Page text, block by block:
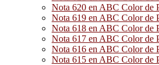
Nota 620 en ABC Color de
Nota 619 en ABC Color de
Nota 618 en ABC Color de
Nota 617 en ABC Color de
Nota 616 en ABC Color de
Nota 615 en ABC Color de